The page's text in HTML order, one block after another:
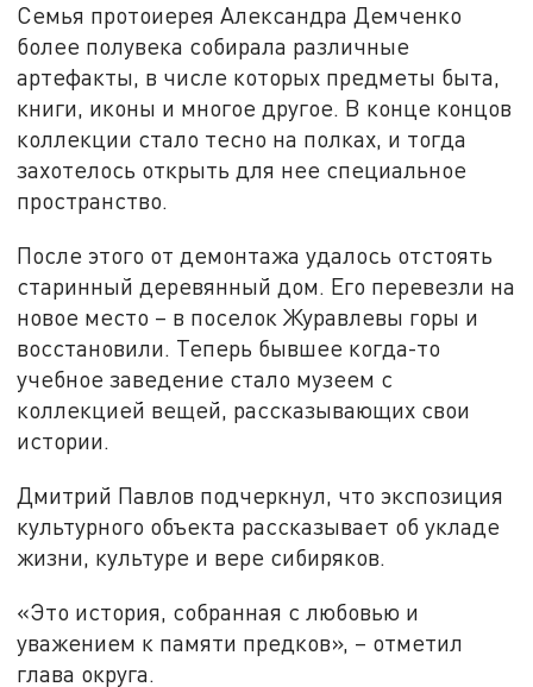
Семья протоиерея Александра Демченко
более полувека собирала различные
артефакты, в числе которых предметы быта,
книги, иконы и многое другое. В конце концов
коллекции стало тесно на полках, и тогда
захотелось открыть для нее специальное
пространство.
После этого от демонтажа удалось отстоять
старинный деревянный дом. Его перевезли на
новое место – в поселок Журавлевы горы и
восстановили. Теперь бывшее когда-то
учебное заведение стало музеем с
коллекцией вещей, рассказывающих свои
истории.
Дмитрий Павлов подчеркнул, что экспозиция
культурного объекта рассказывает об укладе
жизни, культуре и вере сибиряков.
«Это история, собранная с любовью и
уважением к памяти предков», – отметил
глава округа.